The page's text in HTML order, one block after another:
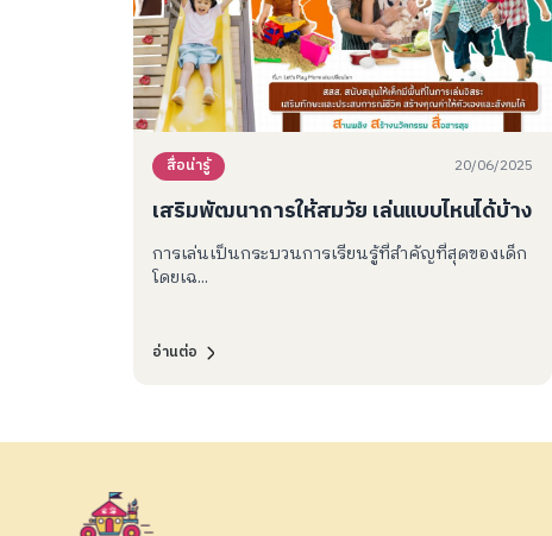
สื่อน่ารู้ 20/06/2025
เสริมพัฒนาการให้สมวัย เล่นแบบไหนได้บ้าง
การเล่นเป็นกระบวนการเรียนรู้ที่สำคัญที่สุดของเด็ก
โดยเฉ...
อ่านต่อ